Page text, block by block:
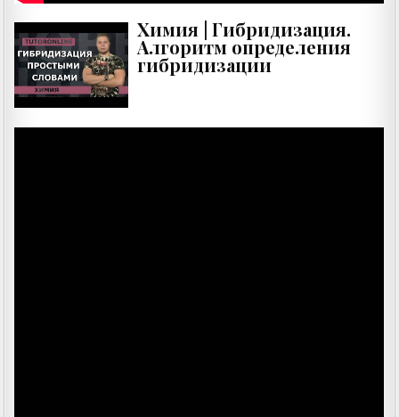
Химия | Гибридизация.
Алгоритм определения
гибридизации